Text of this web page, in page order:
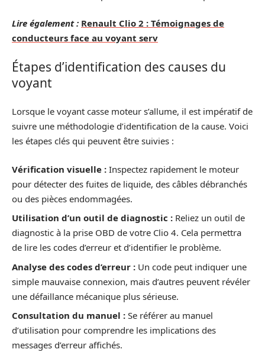
Lire également : Renault Clio 2 : Témoignages de
conducteurs face au voyant serv
Étapes d’identification des causes du
voyant
Lorsque le voyant casse moteur s’allume, il est impératif de
suivre une méthodologie d’identification de la cause. Voici
les étapes clés qui peuvent être suivies :
Vérification visuelle : Inspectez rapidement le moteur
pour détecter des fuites de liquide, des câbles débranchés
ou des pièces endommagées.
Utilisation d’un outil de diagnostic : Reliez un outil de
diagnostic à la prise OBD de votre Clio 4. Cela permettra
de lire les codes d’erreur et d’identifier le problème.
Analyse des codes d’erreur : Un code peut indiquer une
simple mauvaise connexion, mais d’autres peuvent révéler
une défaillance mécanique plus sérieuse.
Consultation du manuel : Se référer au manuel
d’utilisation pour comprendre les implications des
messages d’erreur affichés.